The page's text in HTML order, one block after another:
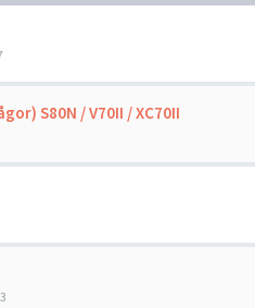
S80N / V70II / XC70II